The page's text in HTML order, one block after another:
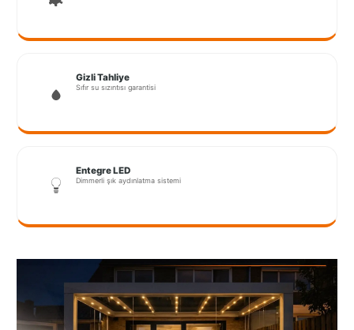
Gizli Tahliye
Sıfır su sızıntısı garantisi
Entegre LED
Dimmerli şık aydınlatma sistemi
Lubrza
Manisa
Port
Coquitlam
Rize
Sakarya
Sarajevo